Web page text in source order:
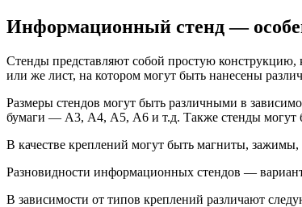
Информационный стенд —
Стенды представляют собой простую конструкцию,
или же лист, на котором могут быть нанесены
Размеры стендов могут быть различными в
бумаги — А3, А4, А5, А6 и т.д. Также стенды могут
В качестве креплений могут быть магниты,
Разновидности информационных стендов —
В зависимости от типов креплений различают